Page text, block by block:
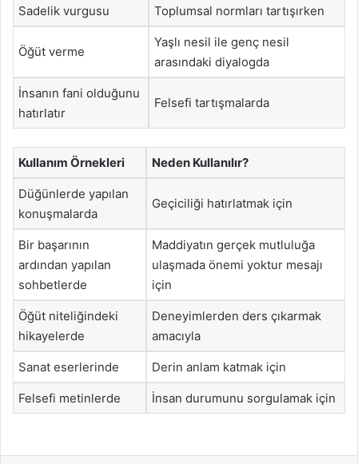
Sadelik vurgusu Toplumsal normları tartışırken
Öğüt verme
Yaşlı nesil ile genç nesil
arasındaki diyalogda
İnsanın fani olduğunu
hatırlatır
Felsefi tartışmalarda
Kullanım Örnekleri Neden Kullanılır?
Düğünlerde yapılan
konuşmalarda
Geçiciliği hatırlatmak için
Bir başarının
ardından yapılan
sohbetlerde
Maddiyatın gerçek mutluluğa
ulaşmada önemi yoktur mesajı
için
Öğüt niteliğindeki
hikayelerde
Deneyimlerden ders çıkarmak
amacıyla
Sanat eserlerinde Derin anlam katmak için
Felsefi metinlerde İnsan durumunu sorgulamak için